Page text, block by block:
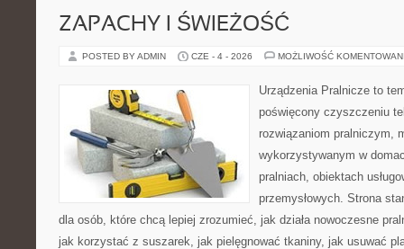
ZAPACHY I ŚWIEŻOŚĆ
POSTED BY ADMIN CZE - 4 - 2026 MOŻLIWOŚĆ
Urządzenia Pralnicze to
poświęcony czyszczeniu
rozwiązaniom pralniczym,
wykorzystywanym w
pralniach, obiektach
przemysłowych. Strona
dla osób, które chcą lepiej zrozumieć, jak działa nowoczesne
jak korzystać z suszarek, jak pielęgnować tkaniny, jak usuwać